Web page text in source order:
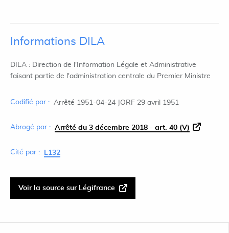
Informations DILA
DILA : Direction de l'Information Légale et Administrative
faisant partie de l'administration centrale du Premier Ministre
Codifié par : Arrêté 1951-04-24 JORF 29 avril 1951
Abrogé par : Arrêté du 3 décembre 2018 - art. 40 (V)
Cité par : L132
Voir la source sur Légifrance